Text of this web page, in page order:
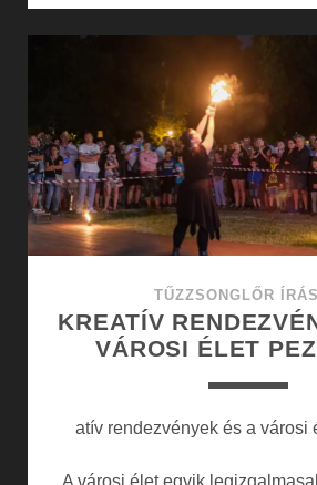
TŰZZSONGLŐR
KREATÍV
VÁROSI ÉLET
atív rendezvények és a városi
A városi élet egyik